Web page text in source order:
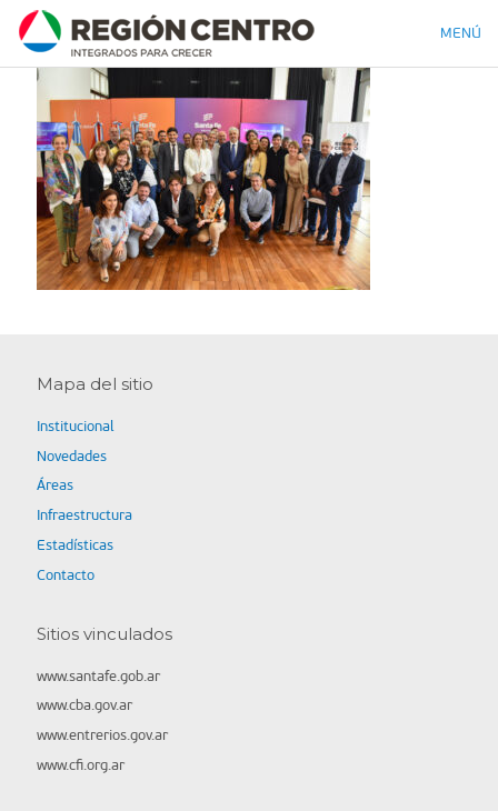
MENÚ
Mapa del sitio
Institucional
Novedades
Áreas
Infraestructura
Estadísticas
Contacto
Sitios vinculados
www.santafe.gob.ar
www.cba.gov.ar
www.entrerios.gov.ar
www.cfi.org.ar